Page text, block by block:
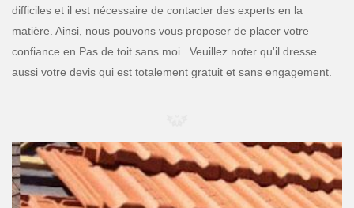
difficiles et il est nécessaire de contacter des experts en la
matière. Ainsi, nous pouvons vous proposer de placer votre
confiance en Pas de toit sans moi . Veuillez noter qu'il dresse
aussi votre devis qui est totalement gratuit et sans engagement.